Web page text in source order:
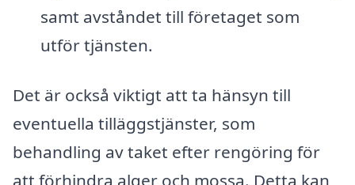
samt avståndet till företaget som
utför tjänsten.
Det är också viktigt att ta hänsyn till
eventuella tilläggstjänster, som
behandling av taket efter rengöring för
att förhindra alger och mossa. Detta kan